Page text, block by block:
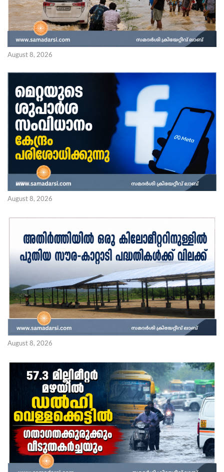
August 8, 2026
August 8, 2026
August 8, 2026